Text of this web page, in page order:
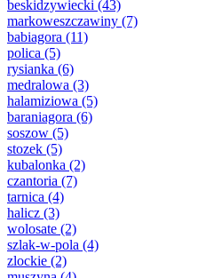
beskidzywiecki (43)
markoweszczawiny (7)
babiagora (11)
polica (5)
rysianka (6)
medralowa (3)
halamiziowa (5)
baraniagora (6)
soszow (5)
stozek (5)
kubalonka (2)
czantoria (7)
tarnica (4)
halicz (3)
wolosate (2)
szlak-w-pola (4)
zlockie (2)